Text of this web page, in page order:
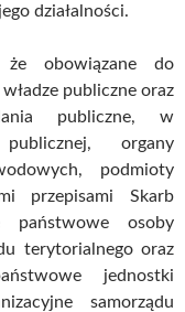
działalności.
obowiązane do
publiczne oraz
publiczne, w
organy
podmioty
przepisami Skarb
państwowe osoby
terytorialnego oraz
jednostki
samorządu